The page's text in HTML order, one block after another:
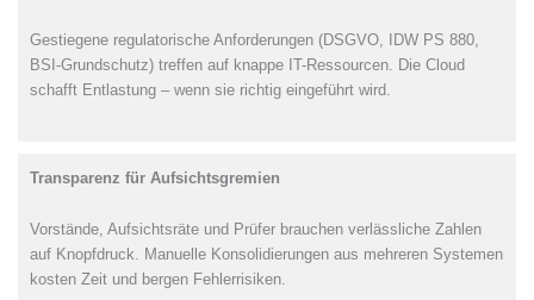
Gestiegene regulatorische Anforderungen (DSGVO, IDW PS 880,
BSI-Grundschutz) treffen auf knappe IT-Ressourcen. Die Cloud
schafft Entlastung – wenn sie richtig eingeführt wird.
Transparenz für Aufsichtsgremien
Vorstände, Aufsichtsräte und Prüfer brauchen verlässliche Zahlen
auf Knopfdruck. Manuelle Konsolidierungen aus mehreren Systemen
kosten Zeit und bergen Fehlerrisiken.